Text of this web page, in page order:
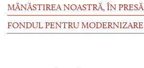
MĂNĂSTIREA NOASTRĂ, ÎN PRESĂ
FONDUL PENTRU MODERNIZARE